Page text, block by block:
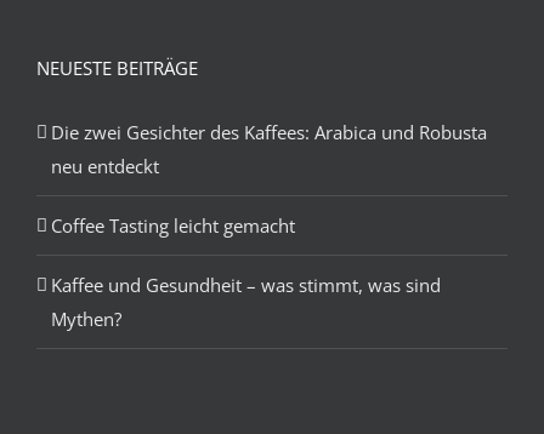
NEUESTE BEITRÄGE
Die zwei Gesichter des Kaffees: Arabica und Robusta
neu entdeckt
Coffee Tasting leicht gemacht
Kaffee und Gesundheit – was stimmt, was sind
Mythen?